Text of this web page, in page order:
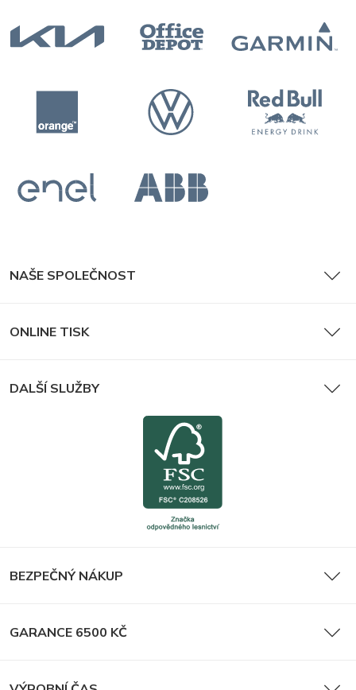
Časopisy
NAŠE SPOLEČNOST
ONLINE TISK
DALŠÍ SLUŽBY
BEZPEČNÝ NÁKUP
GARANCE 6500 KČ